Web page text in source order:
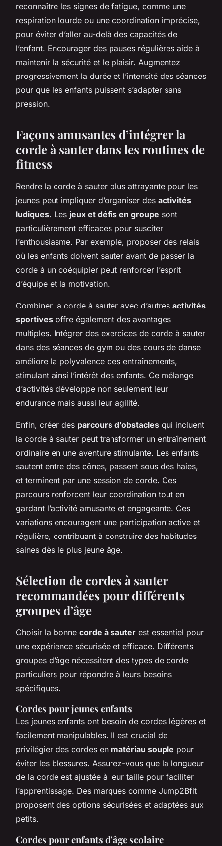
reconnaître les signes de fatigue, comme une
respiration lourde ou une coordination imprécise,
pour éviter d’aller au-delà des capacités de
l’enfant. Encourager des pauses régulières aide à
maintenir la sécurité et le plaisir. Augmentez
progressivement la durée et l’intensité des séances
pour que les enfants puissent s’adapter sans
pression.
Façons amusantes d’intégrer la
corde à sauter dans les routines de
fitness
Rendre la corde à sauter plus attrayante pour les
jeunes peut impliquer d’organiser des activités
ludiques. Les jeux et défis en groupe sont
particulièrement efficaces pour susciter
l’enthousiasme. Par exemple, proposer des relais
où les enfants doivent sauter avant de passer la
corde à un coéquipier peut renforcer l’esprit
d’équipe et la motivation.
Combiner la corde à sauter avec d’autres activités
sportives offre également des avantages
multiples. Intégrer des exercices de corde à sauter
dans des séances de gym ou des cours de danse
améliore la polyvalence des entraînements,
stimulant ainsi l’intérêt des enfants. Ce mélange
d’activités développe non seulement leur
endurance mais aussi leur agilité.
Enfin, créer des parcours d’obstacles qui incluent
la corde à sauter peut transformer un entraînement
ordinaire en une aventure stimulante. Les enfants
sautent entre des cônes, passent sous des haies,
et terminent par une session de corde. Ces
parcours renforcent leur coordination tout en
gardant l’activité amusante et engageante. Ces
variations encouragent une participation active et
régulière, contribuant à construire des habitudes
saines dès le plus jeune âge.
Sélection de cordes à sauter
recommandées pour différents
groupes d’âge
Choisir la bonne corde à sauter est essentiel pour
une expérience sécurisée et efficace. Différents
groupes d’âge nécessitent des types de corde
particuliers pour répondre à leurs besoins
spécifiques.
Cordes pour jeunes enfants
Les jeunes enfants ont besoin de cordes légères et
facilement manipulables. Il est crucial de
privilégier des cordes en matériau souple pour
éviter les blessures. Assurez-vous que la longueur
de la corde est ajustée à leur taille pour faciliter
l’apprentissage. Des marques comme Jump2Bfit
proposent des options sécurisées et adaptées aux
petits.
Cordes pour enfants d’âge scolaire